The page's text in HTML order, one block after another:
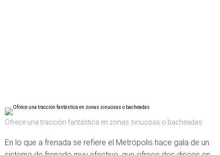
Ofrece una tracción fantástica en zonas sinuosas o bacheadas
En lo que a frenada se refiere el Metrópolis hace gala de un